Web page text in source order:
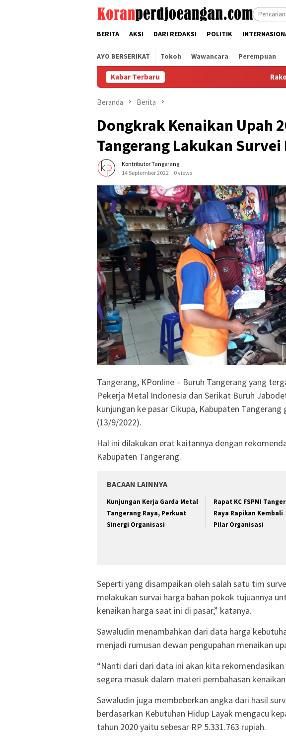
BERITA AKSI DARI REDAKSI POLITIK
AYO BERSERIKAT Tokoh Wawancara Perempuan
Kabar Terbaru Rakor SPLP
Beranda Berita
Dongkrak Kenaikan Upah
Tangerang Lakukan Survei
Kontributor Tangerang
14 September 2022
0 views
Tangerang, KPonline – Buruh Tangerang yang
Pekerja Metal Indonesia dan Serikat Buruh
kunjungan ke pasar Cikupa, Kabupaten Tangerang
(13/9/2022).
Hal ini dilakukan erat kaitannya dengan
Kabupaten Tangerang.
BACAAN LAINNYA
Kunjungan Kerja Garda Metal
Tangerang Raya, Perkuat
Sinergi Organisasi
Rapat KC FSPMI
Raya Rapikan Kembali
Pilar Organisasi
Seperti yang disampaikan oleh salah satu tim
melakukan survai harga bahan pokok tujuannya
kenaikan harga saat ini di pasar,” katanya.
Sawaludin menambahkan dari data harga
menjadi rumusan dewan pengupahan menaikan
“Nanti dari dari data ini akan kita
segera masuk dalam materi pembahasan
Sawaludin juga membeberkan angka dari hasil
berdasarkan Kebutuhan Hidup Layak mengacu
tahun 2020 yaitu sebesar RP 5.331.763 rupiah.